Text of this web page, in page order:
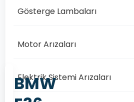
BMW
Gösterge Lambaları
Motor Arızaları
Elektrik Sistemi Arızaları